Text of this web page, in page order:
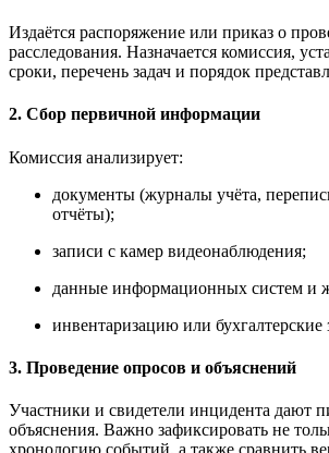
Издаётся распоряжение или приказ о
расследования. Назначается комиссия,
сроки, перечень задач и порядок
2. Сбор первичной информации
Комиссия анализирует:
документы (журналы учёта,
отчёты);
записи с камер видеонаблюдения;
данные информационных систем и
инвентаризацию или бухгалтерские
3. Проведение опросов и объяснений
Участники и свидетели инцидента дают
объяснения. Важно зафиксировать не
хронологию событий, а также сравнить